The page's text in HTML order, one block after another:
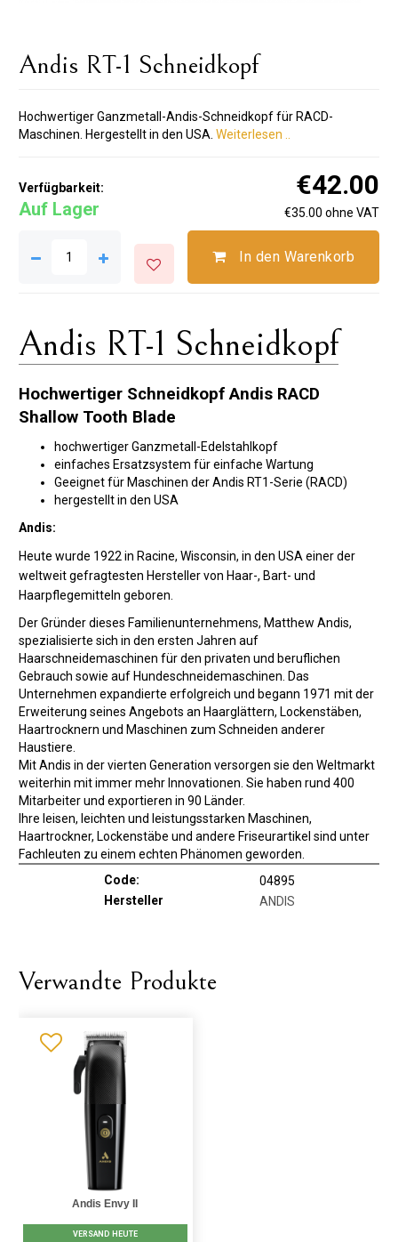
Andis RT-1 Schneidkopf
Hochwertiger Ganzmetall-Andis-Schneidkopf für RACD-
Maschinen. Hergestellt in den USA. Weiterlesen ..
Verfügbarkeit:
Auf Lager
€42.00
€35.00 ohne VAT
In den Warenkorb
Andis RT-1 Schneidkopf
Hochwertiger Schneidkopf Andis RACD
Shallow Tooth Blade
hochwertiger Ganzmetall-Edelstahlkopf
einfaches Ersatzsystem für einfache Wartung
Geeignet für Maschinen der Andis RT1-Serie (RACD)
hergestellt in den USA
Andis:
Heute wurde 1922 in Racine, Wisconsin, in den USA einer der
weltweit gefragtesten Hersteller von Haar-, Bart- und
Haarpflegemitteln geboren.
Der Gründer dieses Familienunternehmens, Matthew Andis,
spezialisierte sich in den ersten Jahren auf
Haarschneidemaschinen für den privaten und beruflichen
Gebrauch sowie auf Hundeschneidemaschinen. Das
Unternehmen expandierte erfolgreich und begann 1971 mit der
Erweiterung seines Angebots an Haarglättern, Lockenstäben,
Haartrocknern und Maschinen zum Schneiden anderer
Haustiere.
Mit Andis in der vierten Generation versorgen sie den Weltmarkt
weiterhin mit immer mehr Innovationen. Sie haben rund 400
Mitarbeiter und exportieren in 90 Länder.
Ihre leisen, leichten und leistungsstarken Maschinen,
Haartrockner, Lockenstäbe und andere Friseurartikel sind unter
Fachleuten zu einem echten Phänomen geworden.
Code:
04895
Hersteller
ANDIS
Verwandte Produkte
Andis Envy II
VERSAND HEUTE